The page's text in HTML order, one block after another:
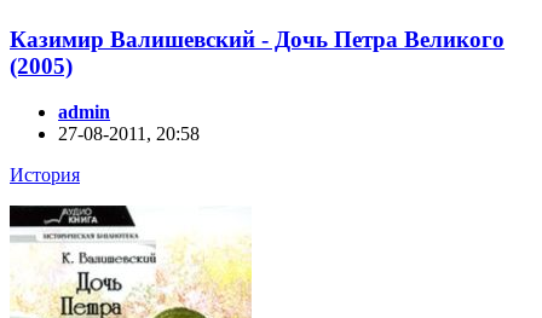
Казимир Валишевский - Дочь Петра Великого
(2005)
admin
27-08-2011, 20:58
История